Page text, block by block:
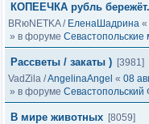
КОПЕЕЧКА рубль
BRюNETKA/ ЕленаШадрина «
» в форуме Севастопольские
Рассветы / закаты ) [3981]
VadZila /AngelinaAngel « 08
» в форуме
В мире животных [8059]